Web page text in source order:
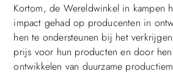
Kortom, de Wereldwinkel in kampen
impact gehad op producenten in
hen te ondersteunen bij het
prijs voor hun producten en door
ontwikkelen van duurzame